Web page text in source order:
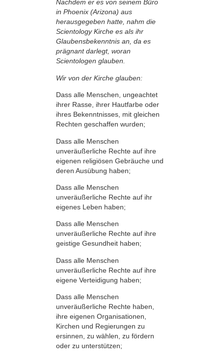
Nachdem er es von seinem Büro
in Phoenix (Arizona) aus
herausgegeben hatte, nahm die
Scientology Kirche es als ihr
Glaubensbekenntnis an, da es
prägnant darlegt, woran
Scientologen glauben.
Wir von der Kirche glauben:
Dass alle Menschen, ungeachtet
ihrer Rasse, ihrer Hautfarbe oder
ihres Bekenntnisses, mit gleichen
Rechten geschaffen wurden;
Dass alle Menschen
unveräußerliche Rechte auf ihre
eigenen religiösen Gebräuche und
deren Ausübung haben;
Dass alle Menschen
unveräußerliche Rechte auf ihr
eigenes Leben haben;
Dass alle Menschen
unveräußerliche Rechte auf ihre
geistige Gesundheit haben;
Dass alle Menschen
unveräußerliche Rechte auf ihre
eigene Verteidigung haben;
Dass alle Menschen
unveräußerliche Rechte haben,
ihre eigenen Organisationen,
Kirchen und Regierungen zu
ersinnen, zu wählen, zu fördern
oder zu unterstützen;